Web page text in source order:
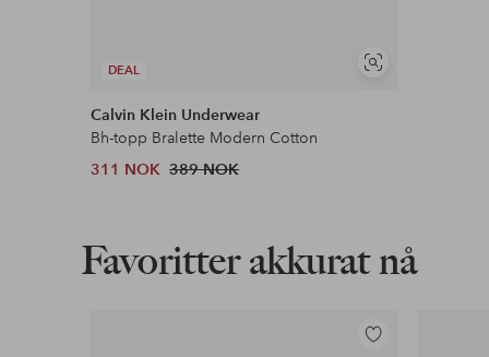
DEAL
Vis
Calvin Klein Underwear
Bh-topp Bralette Modern Cotton
311 NOK 389 NOK
Favoritter akkurat nå
Legg